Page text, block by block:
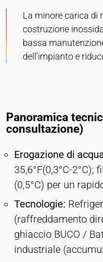
La minore carica di
costruzione
bassa
dell'impianto e
Panoramica
consultazione)
Erogazione di
35,6°F(0,3°C-2°C);
(0,5°C) per un
Tecnologie:
(raffreddamento
ghiaccio BUCO /
industriale